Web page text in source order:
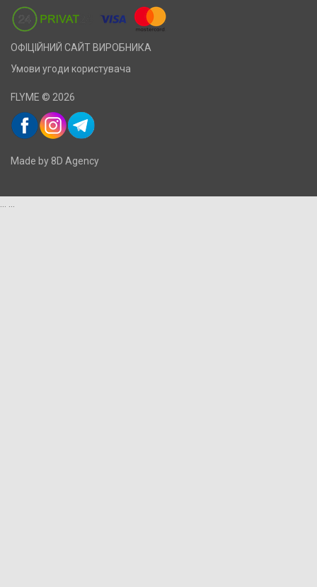
ОФІЦІЙНИЙ САЙТ ВИРОБНИКА
Умови угоди користувача
FLYME © 2026
Made by 8D Agency